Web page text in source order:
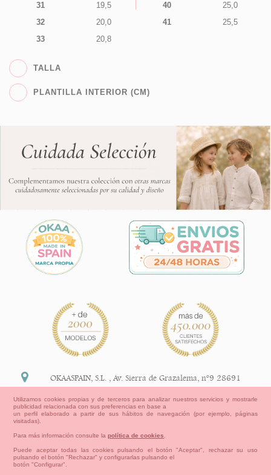
31
19,5
32
20,0
33
20,8
40
25,0
41
25,5
TALLA
PLANTILLA INTERIOR (CM)
Información Legal
OKAASPAIN, S.L. ,Av. Sierra de Grazalema, nº9 28691
+34 91 113 89 09
Utilizamos cookies propias y de terceros para analizar nuestros servicios y mostrarle
publicidad relacionada con sus preferencias en base a
un perfil elaborado a partir de sus hábitos de navegación (por ejemplo, páginas
visitadas).
Para más información consulte lapolítica de cookies
Puede aceptar todas las cookies pulsando el botón "Aceptar", rechazar su uso
pulsando el botón "Rechazar" y configurarlas pulsando el
botón "Configurar".